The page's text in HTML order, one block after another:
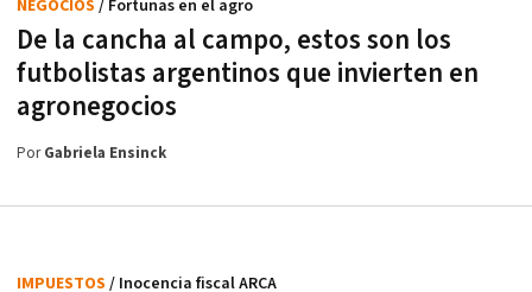
De la cancha al campo, estos son los
futbolistas argentinos que invierten en
agronegocios
NEGOCIOS / Fortunas en el agro
PorGabriela Ensinck
IMPUESTOS / Inocencia fiscal ARCA